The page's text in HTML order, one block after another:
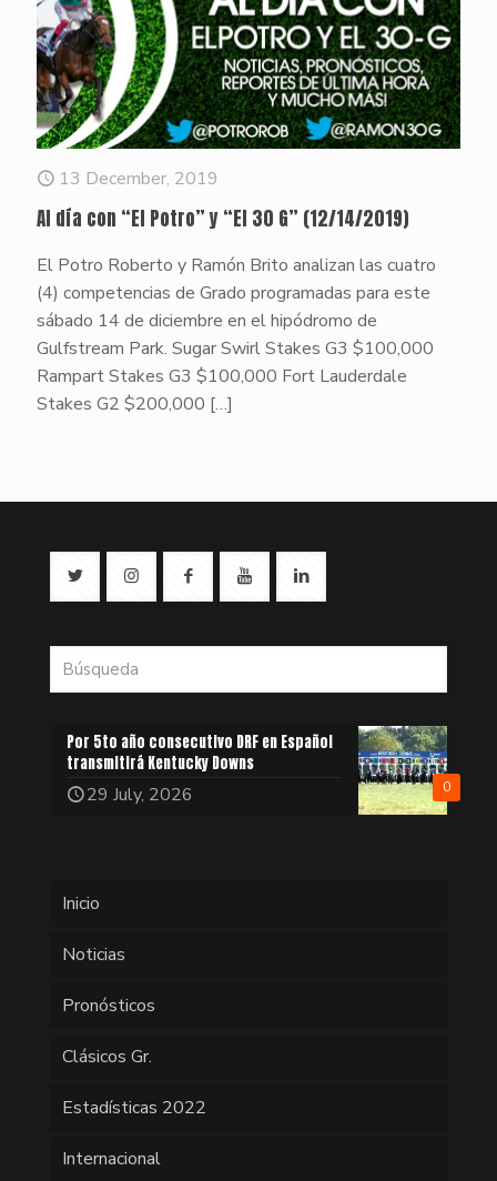
13 December, 2019
Al día con “El Potro” y “El 30 G” (12/14/2019)
El Potro Roberto y Ramón Brito analizan las cuatro
(4) competencias de Grado programadas para este
sábado 14 de diciembre en el hipódromo de
Gulfstream Park. Sugar Swirl Stakes G3 $100,000
Rampart Stakes G3 $100,000 Fort Lauderdale
Stakes G2 $200,000 […]
0
Por 5to año consecutivo DRF en Español
transmitirá Kentucky Downs
29 July, 2026
Inicio
Noticias
Pronósticos
Clásicos Gr.
Estadísticas 2022
Internacional